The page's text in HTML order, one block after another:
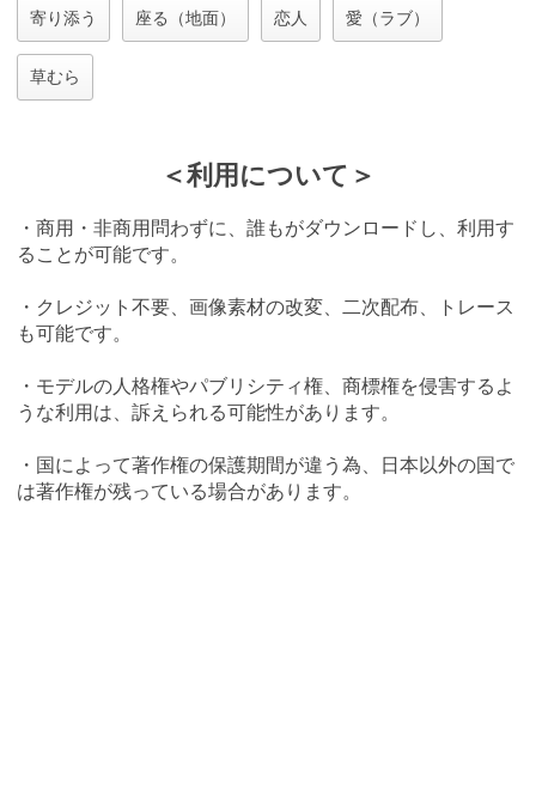
寄り添う 座る（地面） 恋人 愛（ラブ）
草むら
＜利用について＞
・商用・非商用問わずに、誰もがダウンロードし、利用す
ることが可能です。
・クレジット不要、画像素材の改変、二次配布、トレース
も可能です。
・モデルの人格権やパブリシティ権、商標権を侵害するよ
うな利用は、訴えられる可能性があります。
・国によって著作権の保護期間が違う為、日本以外の国で
は著作権が残っている場合があります。